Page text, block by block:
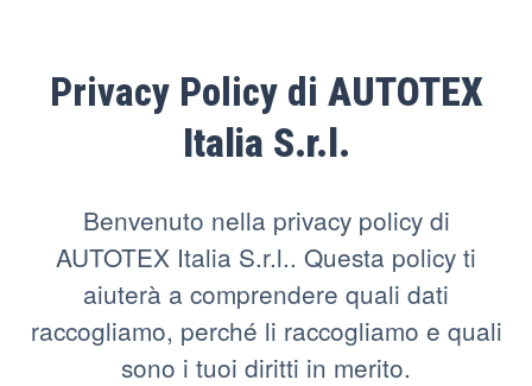
Privacy Policy di AUTOTEX
Italia S.r.l.
Benvenuto nella privacy policy di
AUTOTEX Italia S.r.l.. Questa policy ti
aiuterà a comprendere quali dati
raccogliamo, perché li raccogliamo e quali
sono i tuoi diritti in merito.